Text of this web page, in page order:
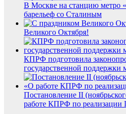
В Москве на станцию метро
барельеф со Сталиным
Великого Октября!
КПРФ подготовила
государственной поддержки
Постановление II
работе КПРФ по